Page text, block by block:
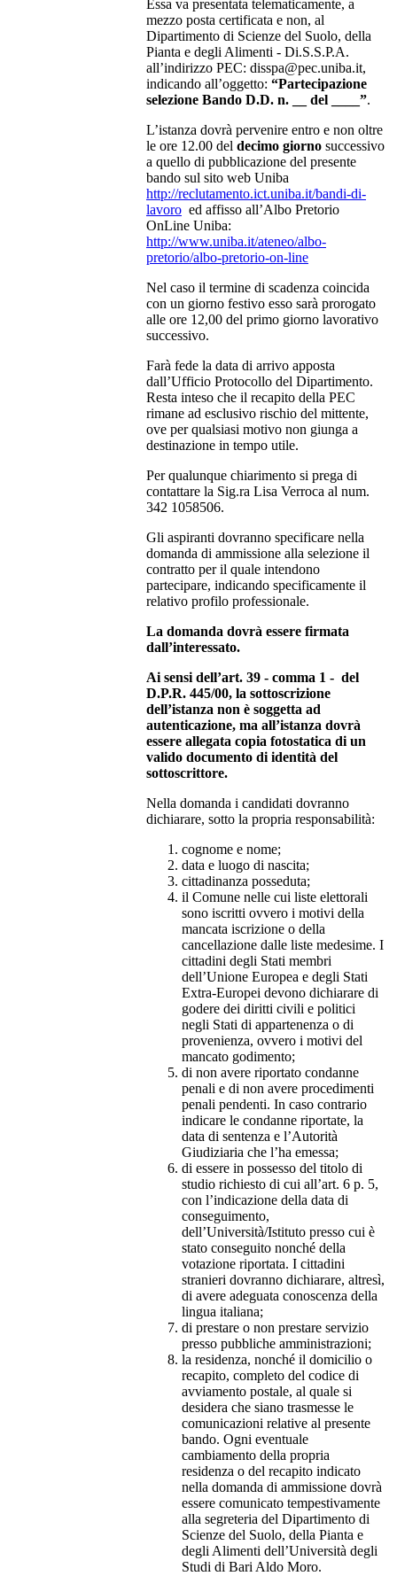
Essa va presentata telematicamente, a
mezzo posta certificata e non, al
Dipartimento di Scienze del Suolo, della
Pianta e degli Alimenti - Di.S.S.P.A.
all’indirizzo PEC: disspa@pec.uniba.it,
indicando all’oggetto: “Partecipazione
selezione Bando D.D. n. __ del ____”.
L’istanza dovrà pervenire entro e non oltre
le ore 12.00 del decimo giorno successivo
a quello di pubblicazione del presente
bando sul sito web Uniba
http://reclutamento.ict.uniba.it/bandi-di-
lavoro ed affisso all’Albo Pretorio
OnLine Uniba:
http://www.uniba.it/ateneo/albo-
pretorio/albo-pretorio-on-line
Nel caso il termine di scadenza coincida
con un giorno festivo esso sarà prorogato
alle ore 12,00 del primo giorno lavorativo
successivo.
Farà fede la data di arrivo apposta
dall’Ufficio Protocollo del Dipartimento.
Resta inteso che il recapito della PEC
rimane ad esclusivo rischio del mittente,
ove per qualsiasi motivo non giunga a
destinazione in tempo utile.
Per qualunque chiarimento si prega di
contattare la Sig.ra Lisa Verroca al num.
342 1058506.
Gli aspiranti dovranno specificare nella
domanda di ammissione alla selezione il
contratto per il quale intendono
partecipare, indicando specificamente il
relativo profilo professionale.
La domanda dovrà essere firmata
dall’interessato.
Ai sensi dell’art. 39 - comma 1 - del
D.P.R. 445/00, la sottoscrizione
dell’istanza non è soggetta ad
autenticazione, ma all’istanza dovrà
essere allegata copia fotostatica di un
valido documento di identità del
sottoscrittore.
Nella domanda i candidati dovranno
dichiarare, sotto la propria responsabilità:
cognome e nome;
data e luogo di nascita;
cittadinanza posseduta;
il Comune nelle cui liste elettorali
sono iscritti ovvero i motivi della
mancata iscrizione o della
cancellazione dalle liste medesime. I
cittadini degli Stati membri
dell’Unione Europea e degli Stati
Extra-Europei devono dichiarare di
godere dei diritti civili e politici
negli Stati di appartenenza o di
provenienza, ovvero i motivi del
mancato godimento;
di non avere riportato condanne
penali e di non avere procedimenti
penali pendenti. In caso contrario
indicare le condanne riportate, la
data di sentenza e l’Autorità
Giudiziaria che l’ha emessa;
di essere in possesso del titolo di
studio richiesto di cui all’art. 6 p. 5,
con l’indicazione della data di
conseguimento,
dell’Università/Istituto presso cui è
stato conseguito nonché della
votazione riportata. I cittadini
stranieri dovranno dichiarare, altresì,
di avere adeguata conoscenza della
lingua italiana;
di prestare o non prestare servizio
presso pubbliche amministrazioni;
la residenza, nonché il domicilio o
recapito, completo del codice di
avviamento postale, al quale si
desidera che siano trasmesse le
comunicazioni relative al presente
bando. Ogni eventuale
cambiamento della propria
residenza o del recapito indicato
nella domanda di ammissione dovrà
essere comunicato tempestivamente
alla segreteria del Dipartimento di
Scienze del Suolo, della Pianta e
degli Alimenti dell’Università degli
Studi di Bari Aldo Moro.